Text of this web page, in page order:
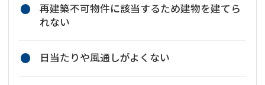
再建築不可物件に該当するため建物を建てら
れない
日当たりや風通しがよくない